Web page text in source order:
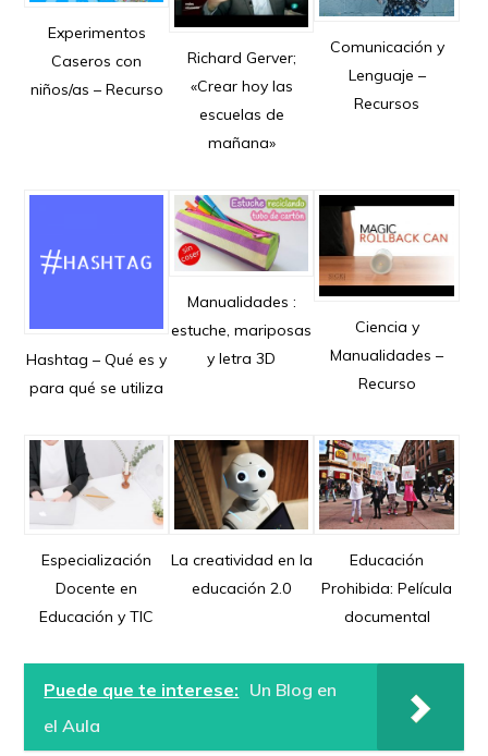
Experimentos
Caseros con
niños/as – Recurso
Richard Gerver;
«Crear hoy las
escuelas de
mañana»
Comunicación y
Lenguaje –
Recursos
Hashtag – Qué es y
para qué se utiliza
Manualidades :
estuche, mariposas
y letra 3D
Ciencia y
Manualidades –
Recurso
Especialización
Docente en
Educación y TIC
La creatividad en la
educación 2.0
Educación
Prohibida: Película
documental
Puede que te interese: Un Blog en
el Aula